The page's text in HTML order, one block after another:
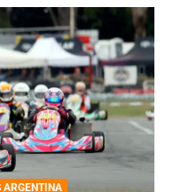
ARGENTINA